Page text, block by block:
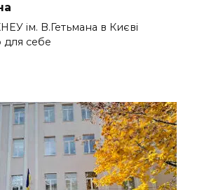
ім. В.Гетьмана в Києві
для себе